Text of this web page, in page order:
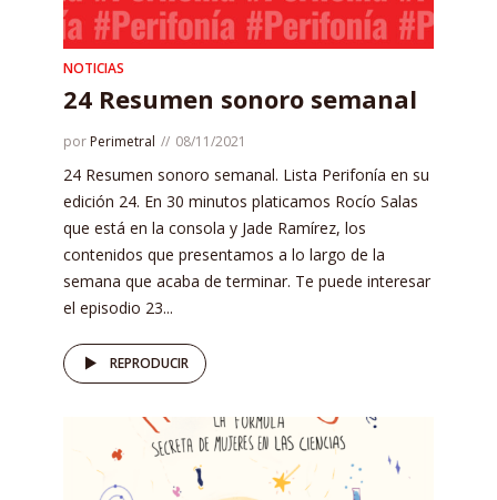
NOTICIAS
24 Resumen sonoro semanal
por Perimetral 08/11/2021
24 Resumen sonoro semanal. Lista Perifonía en su
edición 24. En 30 minutos platicamos Rocío Salas
que está en la consola y Jade Ramírez, los
contenidos que presentamos a lo largo de la
semana que acaba de terminar. Te puede interesar
el episodio 23...
REPRODUCIR